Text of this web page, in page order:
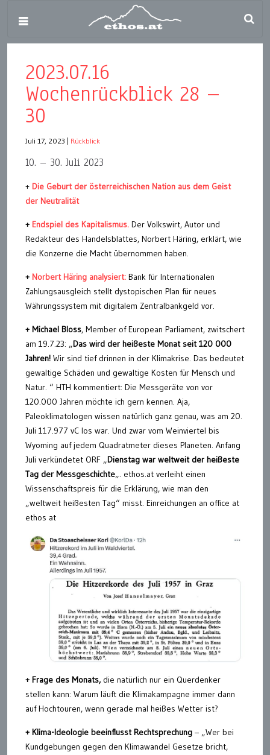
2023.07.16
Wochenrückblick 28 –
30
Juli 17, 2023 Rückblick
10. – 30. Juli 2023
+ Die Geburt der österreichischen Nation aus dem Geist
der Neutralität
+ Endspiel des Kapitalismus. Der Volkswirt, Autor und
Redakteur des Handelsblattes, Norbert Häring, erklärt, wie
die Konzerne die Macht übernommen haben.
+ Norbert Häring analysiert: Bank für Internationalen
Zahlungsausgleich stellt dystopischen Plan für neues
Währungssystem mit digitalem Zentralbankgeld vor.
+ Michael Bloss, Member of European Parliament, zwitschert
am 19.7.23: „Das wird der heißeste Monat seit 120 000
Jahren! Wir sind tief drinnen in der Klimakrise. Das bedeutet
gewaltige Schäden und gewaltige Kosten für Mensch und
Natur. “ HTH kommentiert: Die Messgeräte von vor
120.000 Jahren möchte ich gern kennen. Aja,
Paleoklimatologen wissen natürlich ganz genau, was am 20.
Juli 117.977 vC los war. Und zwar vom Weinviertel bis
Wyoming auf jedem Quadratmeter dieses Planeten. Anfang
Juli verkündetet ORF „Dienstag war weltweit der heißeste
Tag der Messgeschichte„. ethos.at verleiht einen
Wissenschaftspreis für die Erklärung, wie man den
„weltweit heißesten Tag“ misst. Einreichungen an office at
ethos at
+ Frage des Monats,die natürlich nur ein Querdenker
stellen kann: Warum läuft die Klimakampagne immer dann
auf Hochtouren, wenn gerade mal heißes Wetter ist?
+ Klima-Ideologie beeinflusst Rechtsprechung – „Wer bei
Kundgebungen gegen den Klimawandel Gesetze bricht,